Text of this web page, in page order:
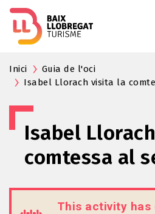
Inici
Guia de l'oci
Isabel Llorach visita la
Isabel
comtessa al
This activity has